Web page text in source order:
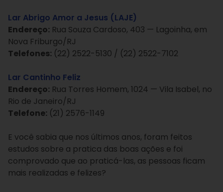
Lar Abrigo Amor a Jesus (LAJE)
Endereço: Rua Souza Cardoso, 403 — Lagoinha, em
Nova Friburgo/RJ
Telefones: (22) 2522-5130 / (22) 2522-7102
Lar Cantinho Feliz
Endereço: Rua Torres Homem, 1024 — Vila Isabel, no
Rio de Janeiro/RJ
Telefone: (21) 2576-1149
E você sabia que nos últimos anos, foram feitos
estudos sobre a pratica das boas ações e foi
comprovado que ao praticá-las, as pessoas ficam
mais realizadas e felizes?